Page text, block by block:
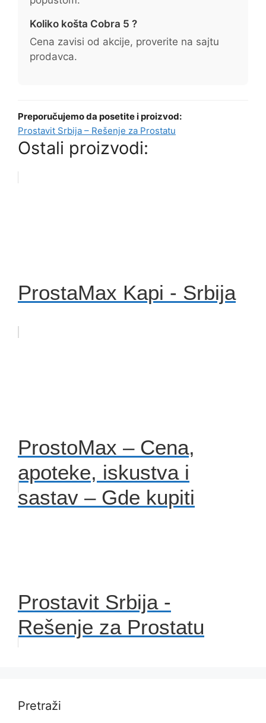
Koliko košta Cobra 5 ?
Cena zavisi od akcije, proverite na sajtu
prodavca.
Preporučujemo da posetite i proizvod:
Prostavit Srbija – Rešenje za Prostatu
Ostali proizvodi:
ProstaMax Kapi - Srbija
ProstoMax – Cena,
apoteke, iskustva i
sastav – Gde kupiti
Prostavit Srbija -
Rešenje za Prostatu
Pretraži